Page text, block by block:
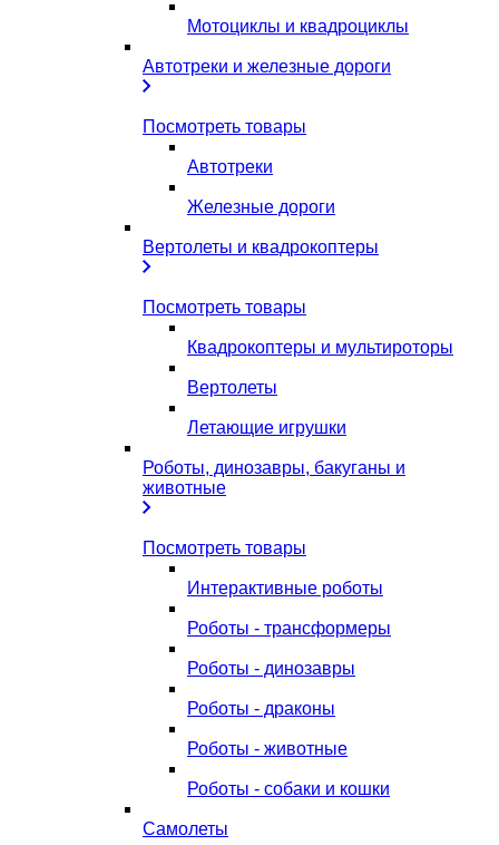
Мотоциклы и квадроциклы
Автотреки и железные дороги
Посмотреть товары
Автотреки
Железные дороги
Вертолеты и квадрокоптеры
Посмотреть товары
Квадрокоптеры и мультироторы
Вертолеты
Летающие игрушки
Роботы, динозавры, бакуганы и
животные
Посмотреть товары
Интерактивные роботы
Роботы - трансформеры
Роботы - динозавры
Роботы - драконы
Роботы - животные
Роботы - собаки и кошки
Самолеты